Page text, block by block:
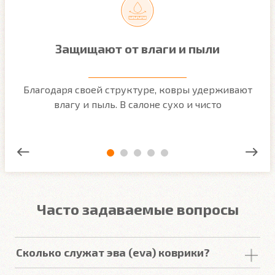
Защищают от влаги и пыли
Благодаря своей структуре, ковры удерживают
влагу и пыль. В салоне сухо и чисто
Часто задаваемые вопросы
Сколько служат эва (eva) коврики?